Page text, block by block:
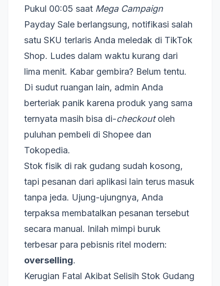
Pukul 00:05 saat Mega Campaign
Payday Sale berlangsung, notifikasi salah
satu SKU terlaris Anda meledak di TikTok
Shop. Ludes dalam waktu kurang dari
lima menit. Kabar gembira? Belum tentu.
Di sudut ruangan lain, admin Anda
berteriak panik karena produk yang sama
ternyata masih bisa di-checkoutoleh
puluhan pembeli di Shopee dan
Tokopedia.
Stok fisik di rak gudang sudah kosong,
tapi pesanan dari aplikasi lain terus masuk
tanpa jeda. Ujung-ujungnya, Anda
terpaksa membatalkan pesanan tersebut
secara manual. Inilah mimpi buruk
terbesar para pebisnis ritel modern:
overselling.
Kerugian Fatal Akibat Selisih Stok Gudang